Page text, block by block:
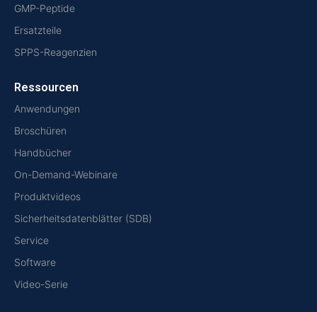
GMP-Peptide
Ersatzteile
SPPS-Reagenzien
Ressourcen
Anwendungen
Broschüren
Handbücher
On-Demand-Webinare
Produktvideos
Sicherheitsdatenblätter (SDB)
Service
Software
Video-Serie